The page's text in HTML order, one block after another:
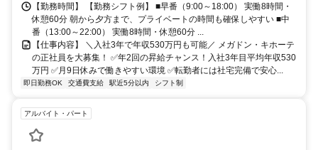
【勤務時間】 【勤務シフト例】 ■早番（9:00～18:00） 実働8時間・
休憩60分 朝から夕方まで、プライベートの時間も確保しやすい ■中
番（13:00～22:00） 実働8時間・休憩60分 ...
【仕事内容】 ＼入社3年で年収530万円も可能／ メガドン・キホーテ
の正社員を大募集！ ✅年2回の昇給チャンス！入社3年目平均年収530
万円 ✅月9日休みで働きやすい環境 ✅転勤者には社宅完備で安心...
即日勤務OK 交通費支給 駅近5分以内 シフト制
アルバイト・パート